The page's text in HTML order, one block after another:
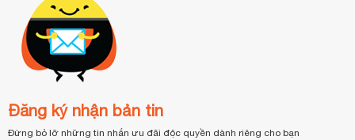
Đăng ký nhận bản tin
Đừng bỏ lỡ những tin nhắn ưu đãi độc quyền dành riêng cho bạn